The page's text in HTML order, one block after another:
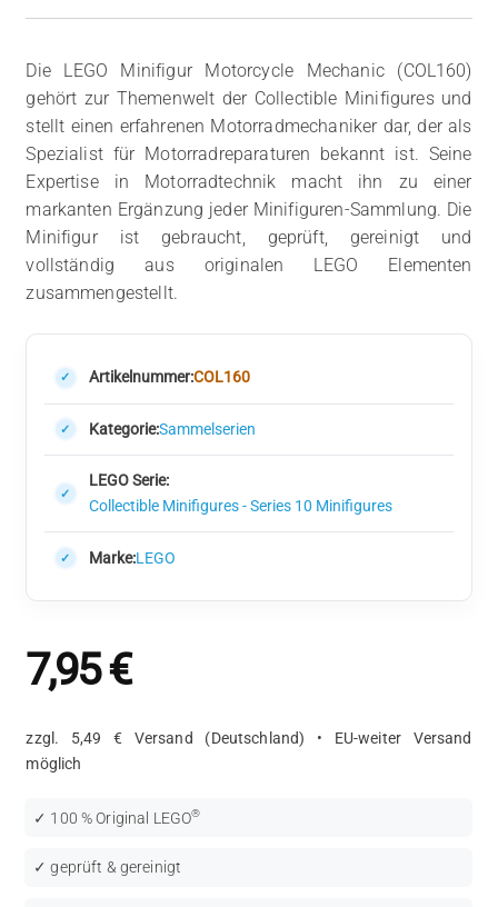
Die LEGO Minifigur Motorcycle Mechanic (COL160)
gehört zur Themenwelt der Collectible Minifigures und
stellt einen erfahrenen Motorradmechaniker dar, der als
Spezialist für Motorradreparaturen bekannt ist. Seine
Expertise in Motorradtechnik macht ihn zu einer
markanten Ergänzung jeder Minifiguren-Sammlung. Die
Minifigur ist gebraucht, geprüft, gereinigt und
vollständig aus originalen LEGO Elementen
zusammengestellt.
Artikelnummer:COL160
Kategorie:Sammelserien
LEGO Serie:
Collectible Minifigures - Series 10 Minifigures
Marke:LEGO
7,95€
zzgl. 5,49 € Versand (Deutschland) • EU-weiter Versand
möglich
✓ 100 % Original LEGO®
✓ geprüft & gereinigt